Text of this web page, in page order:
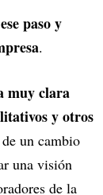
paso y
.
muy clara
y otros
un cambio
una visión
de la